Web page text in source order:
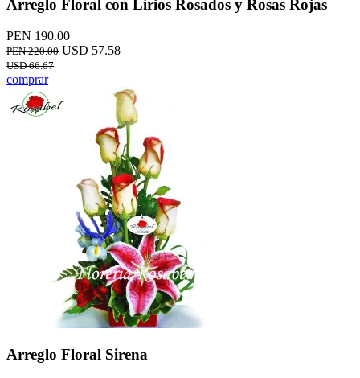
Arreglo Floral con Lirios Rosados y Rosas Rojas
PEN 190.00
PEN 220.00 USD 57.58
USD 66.67
comprar
Arreglo Floral Sirena